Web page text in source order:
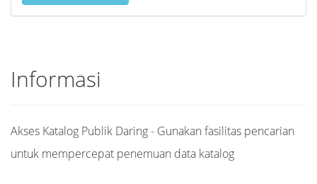
Informasi
Akses Katalog Publik Daring - Gunakan fasilitas pencarian
untuk mempercepat penemuan data katalog